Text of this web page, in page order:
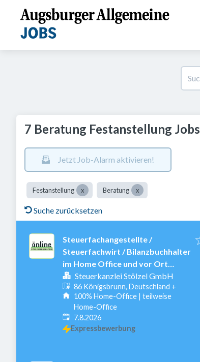
7 Beratung Festanstellung Jobs
Jetzt Job-Alarm aktivieren!
Festanstellung Beratung
Suche zurücksetzen
Steuerfachangestellte /
Steuerfachwirt / Bilanzbuchhalter
im Home Office und vor Ort
(m/w/d) ❤️
Steuerkanzlei Stölzel GmbH
86 Königsbrunn, Deutschland +
100% Home-Office | teilweise
Home-Office
Veröffentlicht
7.8.2026
Expressbewerbung